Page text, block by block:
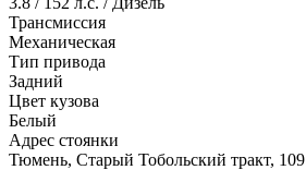
Трансмиссия
Механическая
Тип привода
Задний
Цвет кузова
Белый
Адрес стоянки
Тюмень, Старый Тобольский тракт, 109